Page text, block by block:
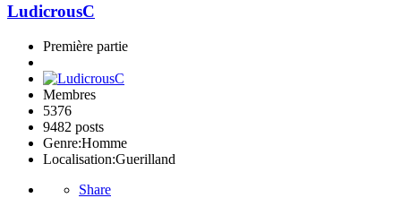
LudicrousC
Première partie
Membres
5376
9482 posts
Genre:Homme
Localisation:Guerilland
Share